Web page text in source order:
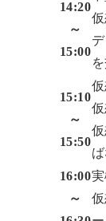
14:20
～
15:00
15:10
～
15:50
16:00
～